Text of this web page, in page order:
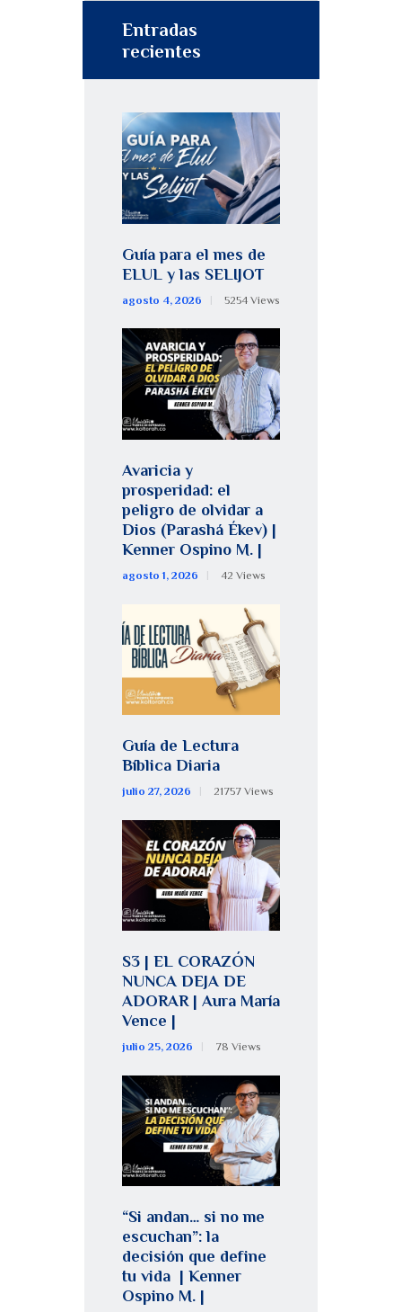
Entradas
recientes
Guía para el mes de
ELUL y las SELIJOT
agosto 4, 2026 5254 Views
Avaricia y
prosperidad: el
peligro de olvidar a
Dios (Parashá Ékev) |
Kenner Ospino M. |
agosto 1, 2026 42 Views
Guía de Lectura
Bíblica Diaria
julio 27, 2026 21757 Views
S3 | EL CORAZÓN
NUNCA DEJA DE
ADORAR | Aura María
Vence |
julio 25, 2026 78 Views
“Si andan… si no me
escuchan”: la
decisión que define
tu vida | Kenner
Ospino M. |